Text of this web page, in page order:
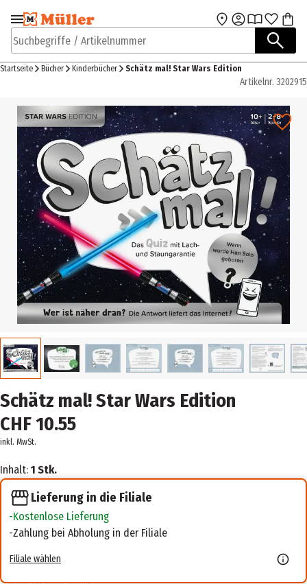
Zur Navigation
springen
Zum Hauptinhalt
Suchbegriffe / Artikelnummer
Startseite Bücher Kinderbücher Schätz mal! Star Wars Edition
Artikelnr. 3202915
Schätz mal! Star Wars Edition
CHF 10.55
inkl. MwSt.
Inhalt: 1 Stk.
Lieferung in die Filiale
Kostenlose Lieferung
Zahlung bei Abholung in der Filiale
Filiale wählen